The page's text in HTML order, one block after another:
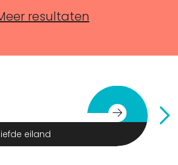
resultaten
eiland